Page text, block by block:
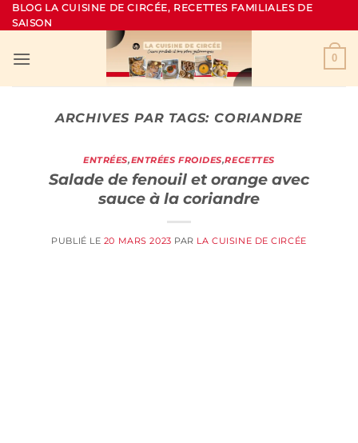
Passer
au
BLOG LA CUISINE DE CIRCÉE, RECETTES FAMILIALES DE
SAISON
0
ARCHIVES PAR TAGS: CORIANDRE
ENTRÉES,ENTRÉES FROIDES,RECETTES
Salade de fenouil et orange avec
sauce à la coriandre
PUBLIÉ LE 20 MARS 2023 PAR LA CUISINE DE CIRCÉE